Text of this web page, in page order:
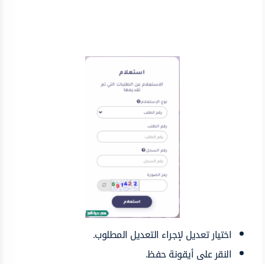
اختيار تعديل لإجراء التعديل المطلوب.
النقر على أيقونة حفظ.